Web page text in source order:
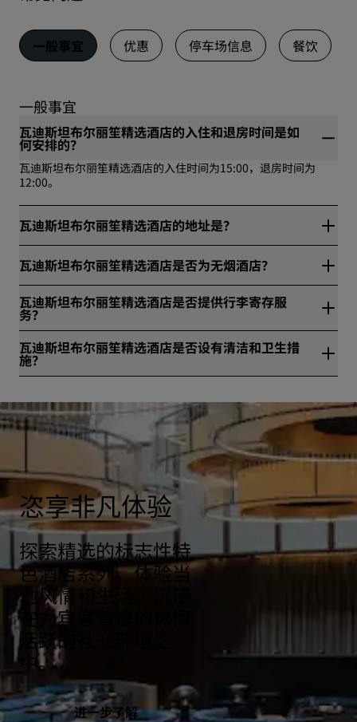
一般事宜 优惠 停车场信息 餐饮
一般事宜
瓦迪斯坦布尔丽笙精选酒店的入住和退房时间是如
何安排的？
瓦迪斯坦布尔丽笙精选酒店的入住时间为15:00，退房时间为
12:00。
瓦迪斯坦布尔丽笙精选酒店的地址是？
1A Apt. No. 3A，伊斯坦布尔，土耳其。
瓦迪斯坦布尔丽笙精选酒店是否为无烟酒店？
瓦迪斯坦布尔丽笙精选酒店是否提供行李寄存服
务？
瓦迪斯坦布尔丽笙精选酒店是否设有清洁和卫生措
施？
https://www.radissonhotels.com/en-us/social-
responsibility/health-safety
恣享非凡体验
探索精选的标志性特
色酒店系列，体验当
地风情和生活，沉浸
在为宾客营造的热情
活跃的社交环境之
中。
进一步了解